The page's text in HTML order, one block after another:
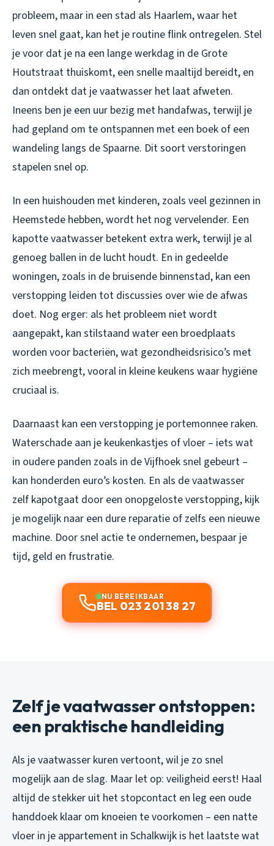
probleem, maar in een stad als Haarlem, waar het
leven snel gaat, kan het je routine flink ontregelen. Stel
je voor dat je na een lange werkdag in de Grote
Houtstraat thuiskomt, een snelle maaltijd bereidt, en
dan ontdekt dat je vaatwasser het laat afweten.
Ineens ben je een uur bezig met handafwas, terwijl je
had gepland om te ontspannen met een boek of een
wandeling langs de Spaarne. Dit soort verstoringen
stapelen snel op.
In een huishouden met kinderen, zoals veel gezinnen in
Heemstede hebben, wordt het nog vervelender. Een
kapotte vaatwasser betekent extra werk, terwijl je al
genoeg ballen in de lucht houdt. En in gedeelde
woningen, zoals in de bruisende binnenstad, kan een
verstopping leiden tot discussies over wie de afwas
doet. Nog erger: als het probleem niet wordt
aangepakt, kan stilstaand water een broedplaats
worden voor bacteriën, wat gezondheidsrisico’s met
zich meebrengt, vooral in kleine keukens waar hygiëne
cruciaal is.
Daarnaast kan een verstopping je portemonnee raken.
Waterschade aan je keukenkastjes of vloer – iets wat
in oudere panden zoals in de Vijfhoek snel gebeurt –
kan honderden euro’s kosten. En als de vaatwasser
zelf kapotgaat door een onopgeloste verstopping, kijk
je mogelijk naar een dure reparatie of zelfs een nieuwe
machine. Door snel actie te ondernemen, bespaar je
tijd, geld en frustratie.
NU BEREIKBAAR
BEL 023 201 38 27
Zelf je vaatwasser ontstoppen:
een praktische handleiding
Als je vaatwasser kuren vertoont, wil je zo snel
mogelijk aan de slag. Maar let op: veiligheid eerst! Haal
altijd de stekker uit het stopcontact en leg een oude
handdoek klaar om knoeien te voorkomen – een natte
vloer in je appartement in Schalkwijk is het laatste wat